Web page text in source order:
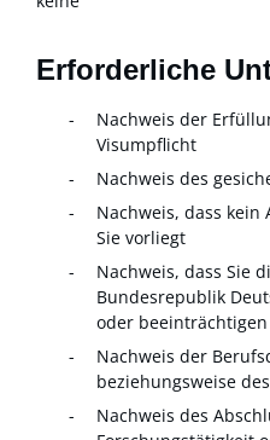
Erforderliche
Nachweis der
Visumpflicht
Nachweis des
Nachweis, dass kein
Sie vorliegt
Nachweis, dass Sie
Bundesrepublik
oder beeinträchtigen
Nachweis der
beziehungsweise
Nachweis des